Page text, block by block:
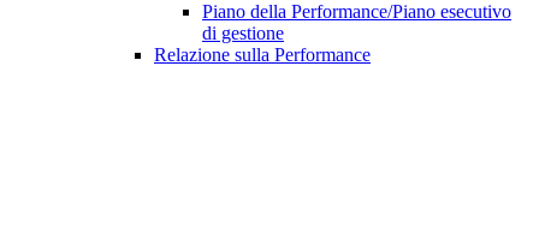
Piano della Performance/Piano esecutivo
di gestione
Relazione sulla Performance